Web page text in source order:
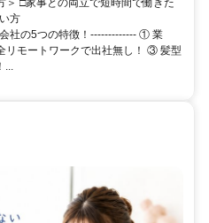
＞ □家事との両立で短時間で働きた
方
社の5つの特徴！------------- ① 業
リモートワークで出社無し！ ③ 髪型
...